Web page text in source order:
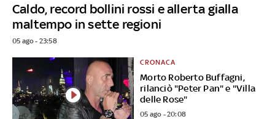
Caldo, record bollini rossi e allerta gialla
maltempo in sette regioni
05 ago - 23:58
Morto Roberto Buffagni,
rilanciò "Peter Pan" e "Villa
delle Rose"
CRONACA
05 ago - 20:08